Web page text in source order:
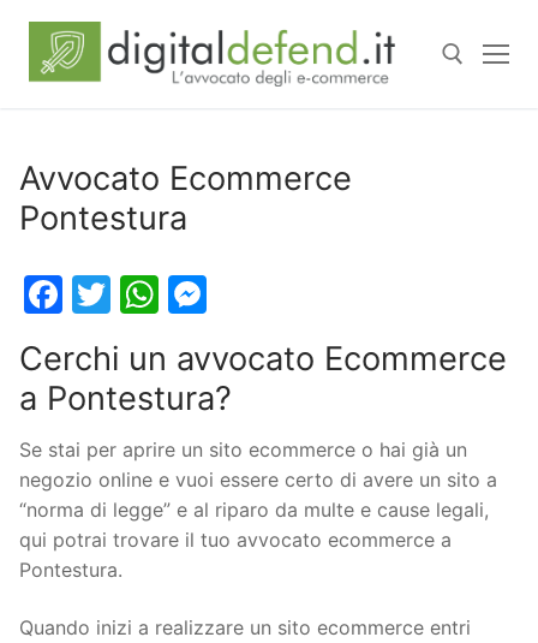
Avvocato Ecommerce
Pontestura
Facebook
TwitterWhatsApp
Cerchi un avvocato Ecommerce
a Pontestura?
Se stai per aprire un sito ecommerce o hai già un
negozio online e vuoi essere certo di avere un sito a
“norma di legge” e al riparo da multe e cause legali,
qui potrai trovare il tuo avvocato ecommerce a
Pontestura.
Quando inizi a realizzare un sito ecommerce entri